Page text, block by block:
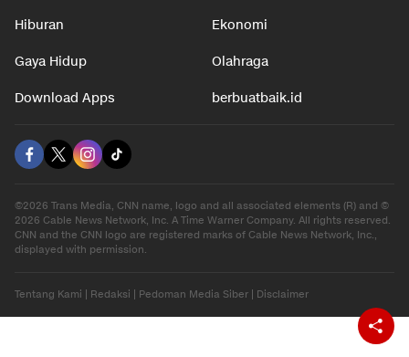
Hiburan Ekonomi
Gaya Hidup Olahraga
Download Apps berbuatbaik.id
©2026 Trans Media, CNN name, logo and all associated elements (R) and ©
2026 Cable News Network, Inc. A Time Warner Company. All rights reserved.
CNN and the CNN logo are registered marks of Cable News Network, Inc.,
displayed with permission.
Tentang Kami Redaksi Pedoman Media Siber Disclaimer